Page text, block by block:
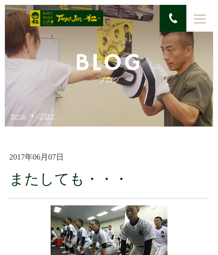
BLOG
ブログ
ホーム ブログ
2017年06月07日
またしても・・・